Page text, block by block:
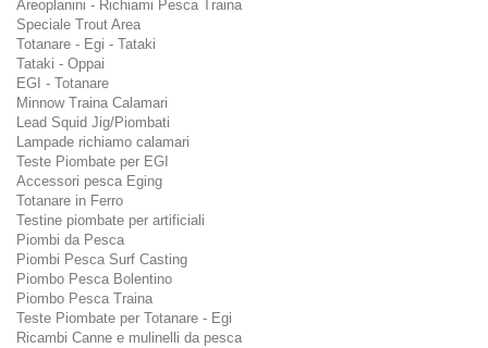
Areoplanini - Richiami Pesca Traina
Speciale Trout Area
Totanare - Egi - Tataki
Tataki - Oppai
EGI - Totanare
Minnow Traina Calamari
Lead Squid Jig/Piombati
Lampade richiamo calamari
Teste Piombate per EGI
Accessori pesca Eging
Totanare in Ferro
Testine piombate per artificiali
Piombi da Pesca
Piombi Pesca Surf Casting
Piombo Pesca Bolentino
Piombo Pesca Traina
Teste Piombate per Totanare - Egi
Ricambi Canne e mulinelli da pesca